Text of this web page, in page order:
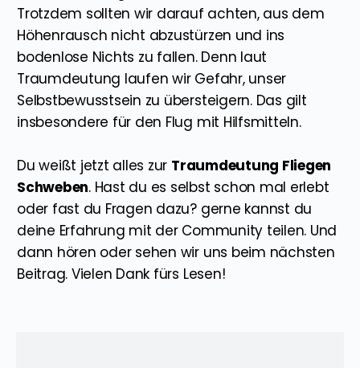
Trotzdem sollten wir darauf achten, aus dem
Höhenrausch nicht abzustürzen und ins
bodenlose Nichts zu fallen. Denn laut
Traumdeutung laufen wir Gefahr, unser
Selbstbewusstsein zu übersteigern. Das gilt
insbesondere für den Flug mit Hilfsmitteln.
Du weißt jetzt alles zur Traumdeutung Fliegen
Schweben. Hast du es selbst schon mal erlebt
oder fast du Fragen dazu? gerne kannst du
deine Erfahrung mit der Community teilen. Und
dann hören oder sehen wir uns beim nächsten
Beitrag. Vielen Dank fürs Lesen!